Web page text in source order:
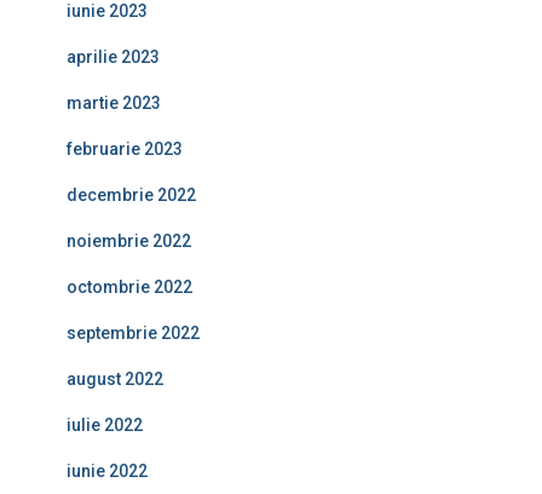
iunie 2023
aprilie 2023
martie 2023
februarie 2023
decembrie 2022
noiembrie 2022
octombrie 2022
septembrie 2022
august 2022
iulie 2022
iunie 2022